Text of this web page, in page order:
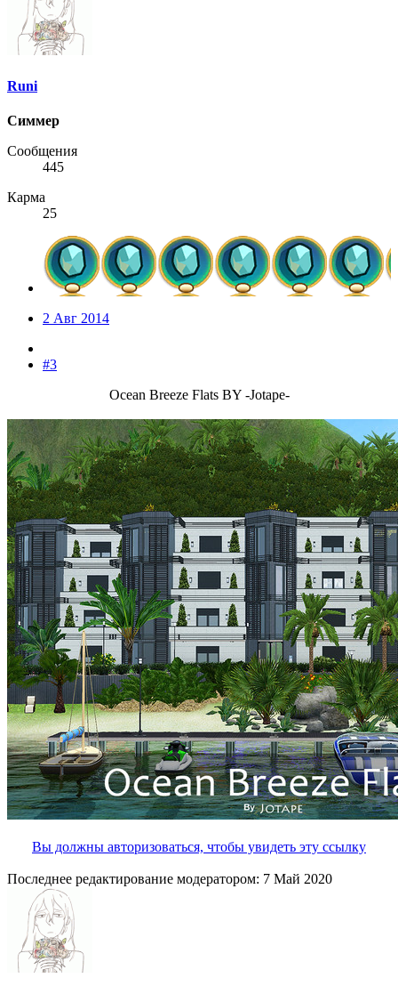
Runi
Симмер
Сообщения
445
Карма
25
2 Авг 2014
#3
Ocean Breeze Flats BY -Jotape-
Вы должны авторизоваться, чтобы увидеть эту ссылку
Последнее редактирование модератором: 7 Май 2020